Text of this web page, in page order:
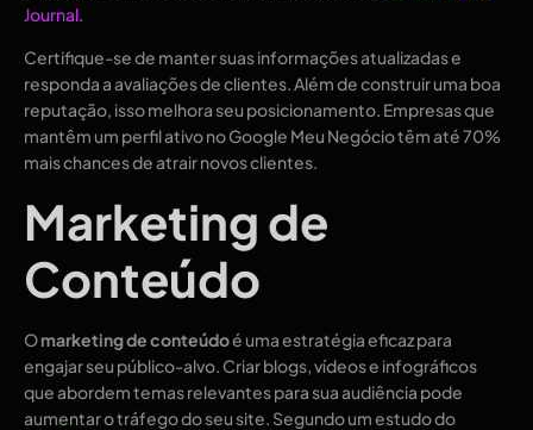
Journal.
Certifique-se de manter suas informações atualizadas e
responda a avaliações de clientes. Além de construir uma boa
reputação, isso melhora seu posicionamento. Empresas que
mantêm um perfil ativo no Google Meu Negócio têm até 70%
mais chances de atrair novos clientes.
Marketing de
Conteúdo
Omarketing de conteúdoé uma estratégia eficaz para
engajar seu público-alvo. Criar blogs, vídeos e infográficos
que abordem temas relevantes para sua audiência pode
aumentar o tráfego do seu site. Segundo um estudo do